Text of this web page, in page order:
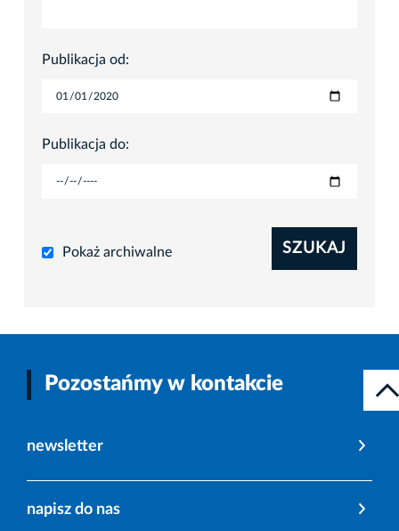
Publikacja od:
Publikacja do:
Pokaż archiwalne SZUKAJ
Pozostańmy w kontakcie
newsletter
napisz do nas